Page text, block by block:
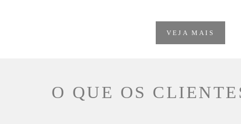
VEJA MAIS
O QUE OS